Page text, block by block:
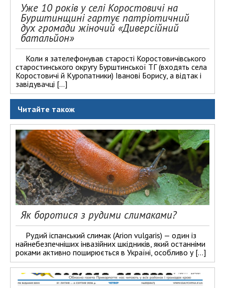
Уже 10 років у селі Коростовичі на
Бурштинщині гартує патріотичний
дух громади жіночий «Диверсійний
батальйон»
Коли я зателефонував старості Коростовичівського
старостинського округу Бурштинської ТГ (входять села
Коростовичі й Куропатники) Іванові Борису, а відтак і
завідувачці […]
Читайте також
Як боротися з рудими слимаками?
Рудий іспанський слимак (Arion vulgaris) — один із
найнебезпечніших інвазійних шкідників, який останніми
роками активно поширюється в Україні, особливо у […]